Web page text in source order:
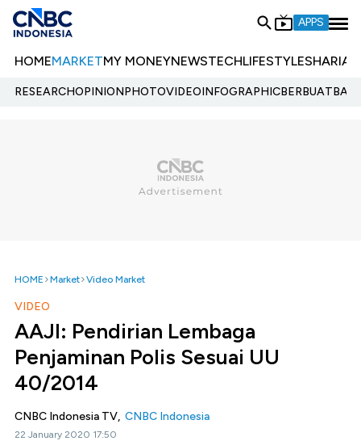
APPS
HOMEMARKETMY MONEYNEWSTECHLIFESTYLESHARIA
RESEARCHOPINIONPHOTOVIDEOINFOGRAPHIC
HOME Market Video Market
VIDEO
AAJI: Pendirian Lembaga
Penjaminan Polis Sesuai UU
40/2014
CNBC Indonesia TV, CNBC Indonesia
22 January 2020 17:50